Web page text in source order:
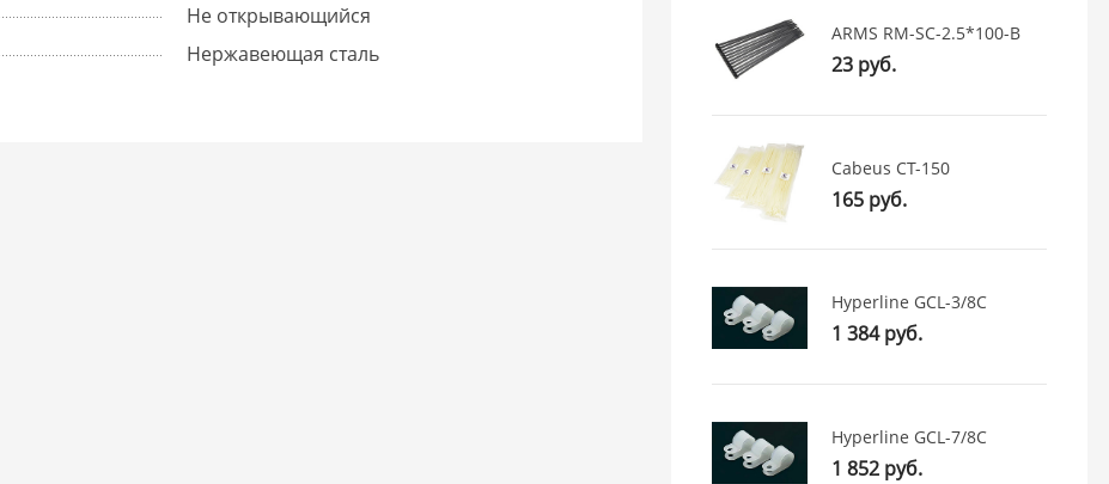
Не открывающийся
Нержавеющая сталь
ARMS RM-SC-2.5*100-B
23 руб.
Cabeus CT-150
165 руб.
Hyperline GCL-3/8C
1 384 руб.
Hyperline GCL-7/8C
1 852 руб.